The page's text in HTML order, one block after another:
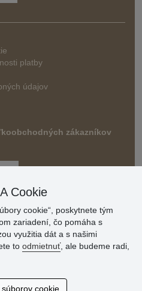
platby
údajov
zákazníkov
Cookie
cookie“, poskytnete tým
zariadení, čo pomáha s
využitia dát a s našimi
to odmietnuť, ale budeme radi,
cookie